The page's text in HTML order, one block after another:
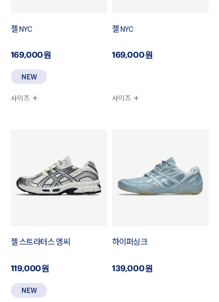
젤 NYC
169,000원
사이즈
젤 NYC
169,000원
사이즈
젤 스트라터스 엠씨
119,000원
하이퍼싱크
139,000원